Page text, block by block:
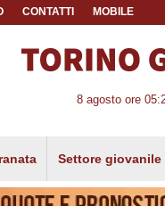
CONTATTI MOBILE
8 agosto ore
Settore giovanile